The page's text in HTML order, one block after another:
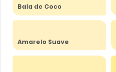
Bala de Coco
Amarelo Suave